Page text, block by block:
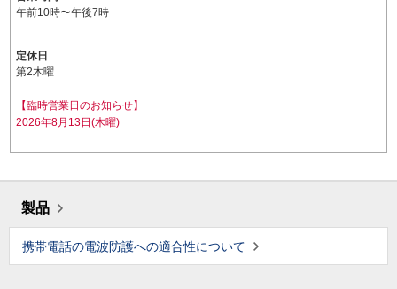
午前10時〜午後7時
定休日
第2木曜
【臨時営業日のお知らせ】
2026年8月13日(木曜)
製品
携帯電話の電波防護への適合性について